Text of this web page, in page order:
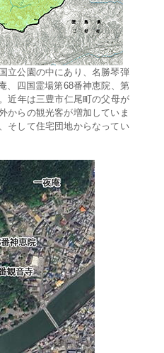
立公園の中にあり、名勝琴弾
、四国霊場第68番神恵院、第
近年は三豊市仁尾町の父母が
からの観光客が増加していま
そして住宅団地からなってい